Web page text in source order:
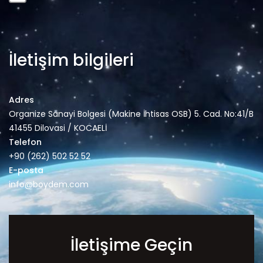
İletişim bilgileri
Adres
Organize Sanayi Bolgesi (Makine İhtisas OSB) 5. Cad. No:41/B
41455 Dilovasi / KOCAELİ
Telefon
+90 (262) 502 52 52
E-posta
info@boydem.com
İletişime Geçin